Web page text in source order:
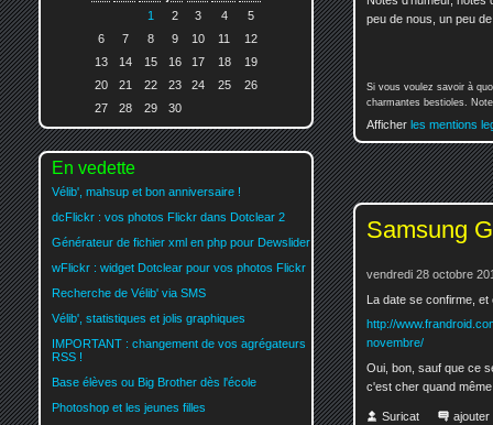
peu de nous, un peu
Si vous voulez savoir à
charmantes bestioles.
Afficher les mentions
Samsung
vendredi 28 octobre
La date se confirme,
http://
novembre/
Oui, bon, sauf que ce
c'est cher quand
Suricat ajouter
1
2 3 4
5
6
7 8 9 10 11
12
13
14 15 16 17 18
19
20
21 22 23 24 25
26
27
28 29 30
En vedette
Vélib', mahsup et bon anniversaire !
dcFlickr : vos photos Flickr dans Dotclear 2
Générateur de fichier xml en php pour Dewslider
wFlickr : widget Dotclear pour vos photos Flickr
Recherche de Vélib' via SMS
Vélib', statistiques et jolis graphiques
IMPORTANT : changement de vos agrégateurs
RSS !
Base élèves ou Big Brother dès l'école
Photoshop et les jeunes filles